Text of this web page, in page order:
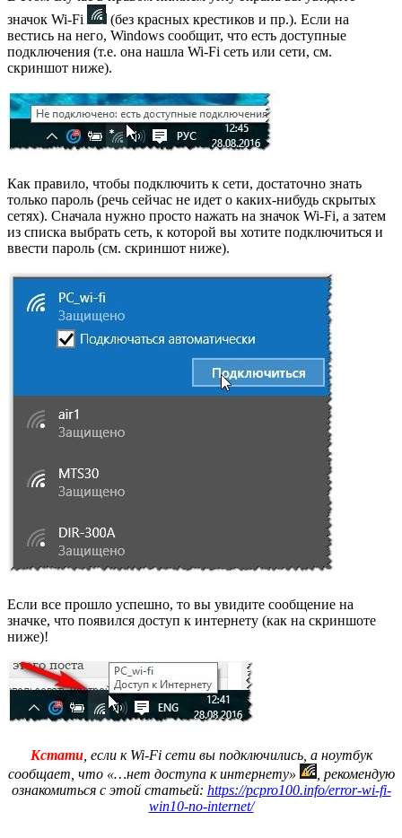
значок Wi-Fi
(без красных крестиков и пр.). Если на
вестись на него, Windows сообщит, что есть доступные
подключения (т.е. она нашла Wi-Fi сеть или сети, см.
скриншот ниже).
Как правило, чтобы подключить к сети, достаточно знать
только пароль (речь сейчас не идет о каких-нибудь скрытых
сетях). Сначала нужно просто нажать на значок Wi-Fi, а затем
из списка выбрать сеть, к которой вы хотите подключиться и
ввести пароль (см. скриншот ниже).
Если все прошло успешно, то вы увидите сообщение на
значке, что появился доступ к интернету (как на скриншоте
ниже)!
Кстати, если к Wi-Fi сети вы подключились, а ноутбук
сообщает, что «…нет доступа к интернету»
, рекомендую
ознакомиться с этой статьей: https://pcpro100.info/error-wi-fi-
win10-no-internet/